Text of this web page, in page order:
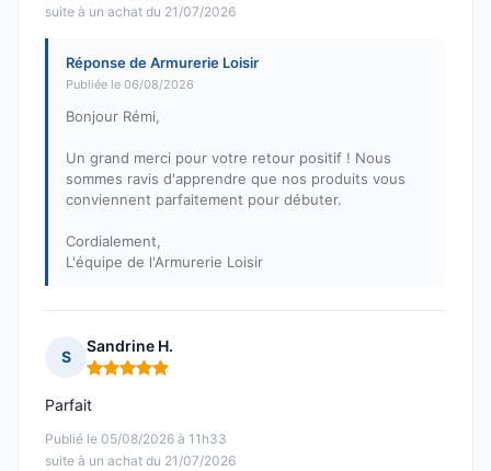
suite à un achat du 21/07/2026
Réponse de Armurerie Loisir
Publiée le 06/08/2026
Bonjour Rémi,
Un grand merci pour votre retour positif ! Nous
sommes ravis d'apprendre que nos produits vous
conviennent parfaitement pour débuter.
Cordialement,
L'équipe de l'Armurerie Loisir
S
Sandrine H.
Note : 5 sur 5
Publié le 05/08/2026 à 11h33
suite à un achat du 21/07/2026
Parfait